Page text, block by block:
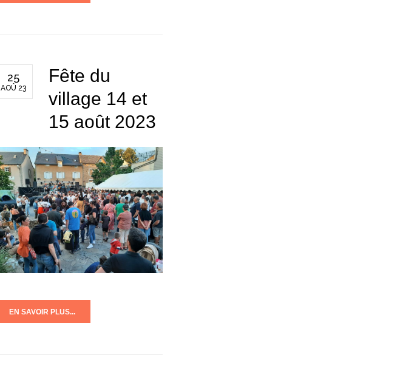
25
AOÛ 23
Fête du
village 14 et
15 août 2023
EN SAVOIR PLUS...